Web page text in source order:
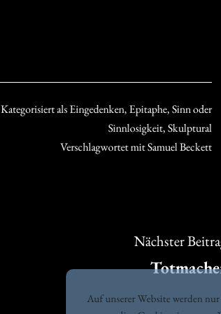
Kategorisiert alsEingedenken,Epitaphe,Sinn oder
Sinnlosigkeit,Skulptural
Verschlagwortet mitSamuel Beckett
Nächster
Auf unserer Website werden